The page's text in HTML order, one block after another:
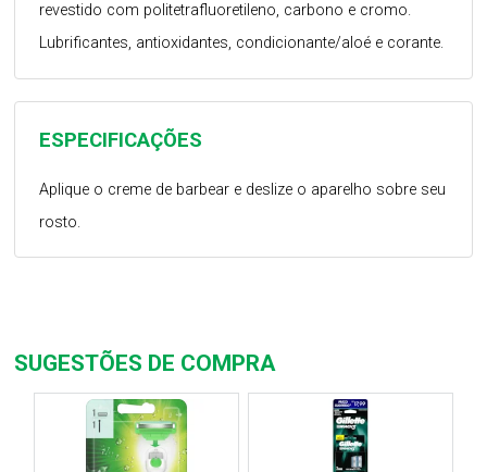
ESPECIFICAÇÕES
Aplique o creme de barbear e deslize o aparelho sobre seu
rosto.
revestido com politetrafluoretileno, carbono e cromo.
Lubrificantes, antioxidantes, condicionante/aloé e corante.
SUGESTÕES DE COMPRA